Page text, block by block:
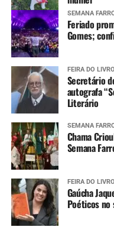
SEMANA
Feriado
Gomes;
FEIRA DO
Secretário
autografa
Literário
SEMANA
Chama
Semana
FEIRA DO
Gaúcha
Poéticos no